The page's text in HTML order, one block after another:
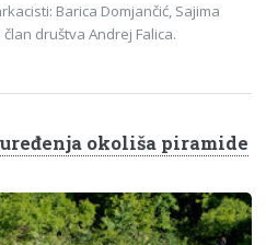
Barica Domjančić, Sajima
društva Andrej Falica.
okoliša piramide